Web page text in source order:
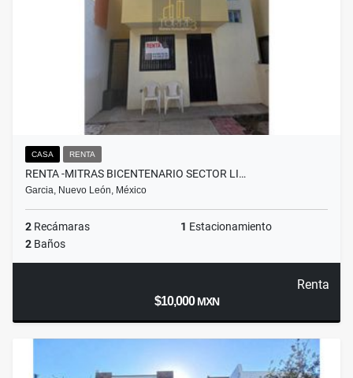
CASA RENTA
RENTA -MITRAS BICENTENARIO SECTOR LI…
Garcia, Nuevo León, México
2 Recámaras 1 Estacionamiento
2 Baños
Renta
$10,000MXN